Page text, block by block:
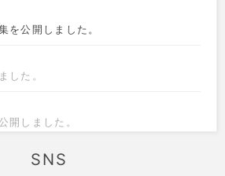
を公開しました。
した。
開しました。
ピングを追加しました。
SNS